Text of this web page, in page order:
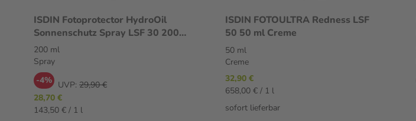
ISDIN Fotoprotector HydroOil
Sonnenschutz Spray LSF 30 200
ml Spray
200 ml
Spray
-4% UVP: 29,90 €
28,70 €
143,50 € / 1 l
ISDIN FOTOULTRA Redness LSF
50 50 ml Creme
50 ml
Creme
32,90 €
658,00 € / 1 l
sofort lieferbar